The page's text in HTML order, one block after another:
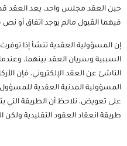
حين العقد مجلس واحد، يعد العقد قد
فيهما القبول مالم يوجد اتفاق أو
إن المسؤولية العقدية تنشأ إذا توفرت
السببية وسريان العقد بينهما،
الناشئ عن العقد الإلكتروني، فإن
المسؤولية المدنية العقدية
على تعويض، نلاحظ أن الطريقة التي
طريقة انعقاد العقود التقليدية ولكن